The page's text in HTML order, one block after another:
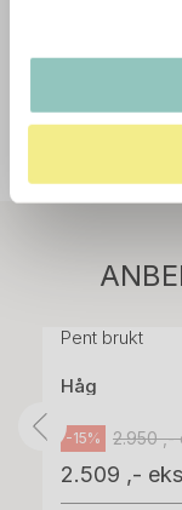
Pent brukt
Håg
-15% 2.950 ,-
2.509 ,-